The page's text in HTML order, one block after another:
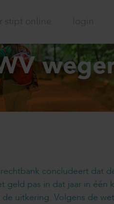
stipt online login
concludeert dat
geld pas in dat jaar in één
uitkering. Volgens de